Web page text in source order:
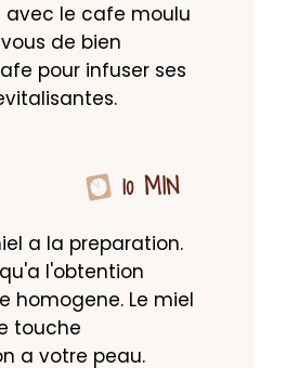
avec le cafe moulu
de bien
pour infuser ses
10 MIN
a la preparation.
l'obtention
homogene. Le miel
touche
a votre peau.